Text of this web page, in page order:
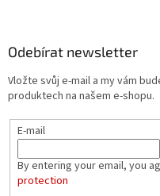
Odebírat newsletter
Vložte svůj e-mail a my vám
produktech na našem e-shopu.
E-mail
By entering your email, you
protection